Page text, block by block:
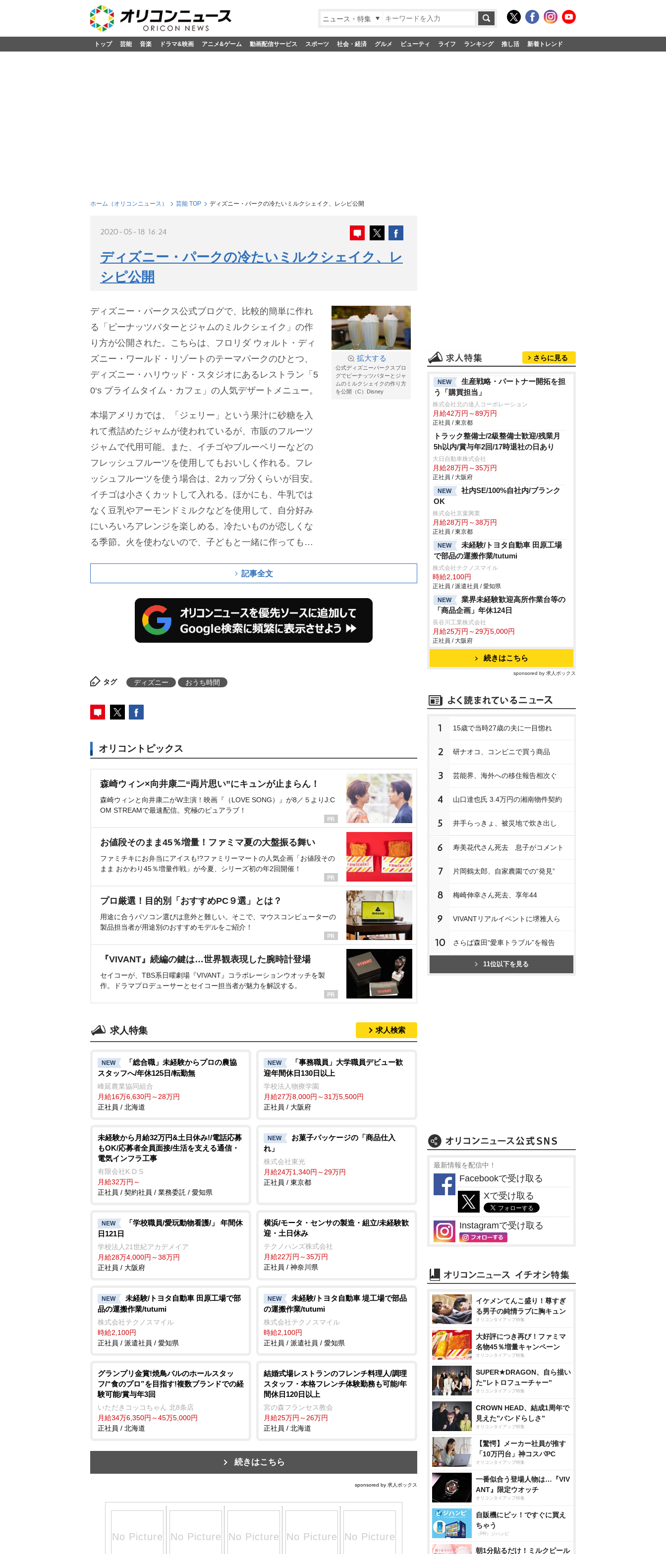
ニュース・特集
トップ 芸能 音楽 ドラマ&映画 アニメ&ゲーム 動画配信サービス スポーツ 社会・経済 グルメ ビューティ ライフ ランキング 推し活 新着トレンド
ホーム（オリコンニュース） 芸能 TOP ディズニー・パークの冷たいミルクシェイク、レシピ公開
2020-05-18 16:24
ディズニー・パークの冷たいミルクシェイク、レ
シピ公開
拡大する
公式ディズニーパークスブロ
グでピーナッツバターとジャ
ムのミルクシェイクの作り方
を公開（C）Disney
ディズニー・パークス公式ブログで、比較的簡単に作れ
る「ピーナッツバターとジャムのミルクシェイク」の作
り方が公開された。こちらは、フロリダ ウォルト・ディ
ズニー・ワールド・リゾートのテーマパークのひとつ、
ディズニー・ハリウッド・スタジオにあるレストラン「5
0‘s プライムタイム・カフェ」の人気デザートメニュー。
本場アメリカでは、「ジェリー」という果汁に砂糖を入
れて煮詰めたジャムが使われているが、市販のフルーツ
ジャムで代用可能。また、イチゴやブルーベリーなどの
フレッシュフルーツを使用してもおいしく作れる。フレ
ッシュフルーツを使う場合は、2カップ分くらいが目安。
イチゴは小さくカットして入れる。ほかにも、牛乳では
なく豆乳やアーモンドミルクなどを使用して、自分好み
にいろいろアレンジを楽しめる。冷たいものが恋しくな
る季節。火を使わないので、子どもと一緒に作っても安
記事全文
タグ ディズニー おうち時間
オリコントピックス
森崎ウィン×向井康二“両片思い”にキュンが止まらん！
森崎ウィンと向井康二がW主演！映画『（LOVE SONG）』が8／５よりJ:C
OM STREAMで最速配信。究極のピュアラブ！
お値段そのまま45％増量！ファミマ夏の大盤振る舞い
ファミチキにお弁当にアイスも!?ファミリーマートの人気企画「お値段その
まま おかわり45％増量作戦」が今夏、シリーズ初の年2回開催！
プロ厳選！目的別「おすすめPC９選」とは？
用途に合うパソコン選びは意外と難しい。そこで、マウスコンピューターの
製品担当者が用途別のおすすめモデルをご紹介！
『VIVANT』続編の鍵は…世界観表現した腕時計登場
セイコーが、TBS系日曜劇場『VIVANT』コラボレーションウオッチを製
作。ドラマプロデューサーとセイコー担当者が魅力を解説する。
求人特集 求人検索
NEW
「総合職」未経験からプロの農協
スタッフへ/年休125日/転勤無
峰延農業協同組合
月給16万6,630円～28万円
正社員 / 北海道
NEW
「事務職員」大学職員デビュー歓
迎年間休日130日以上
学校法人物療学園
月給27万8,000円～31万5,500円
正社員 / 大阪府
未経験から月給32万円&土日休み!/電話応募
もOK/応募者全員面接/生活を支える通信・
電気インフラ工事
有限会社K.D.S
月給32万円～
正社員 / 契約社員 / 業務委託 / 愛知県
NEW
お菓子パッケージの「商品仕入
れ」
株式会社東光
月給24万1,340円～29万円
正社員 / 東京都
NEW
「学校職員/愛玩動物看護/」 年間休
日121日
学校法人21世紀アカデメイア
月給28万4,000円～38万円
正社員 / 大阪府
横浜/モータ・センサの製造・組立/未経験歓
迎・土日休み
テクノハンズ株式会社
月給22万円～35万円
正社員 / 神奈川県
NEW
未経験/トヨタ自動車 田原工場で部
品の運搬作業/tutumi
株式会社テクノスマイル
時給2,100円
正社員 / 派遣社員 / 愛知県
NEW
未経験/トヨタ自動車 堤工場で部品
の運搬作業/tutumi
株式会社テクノスマイル
時給2,100円
正社員 / 派遣社員 / 愛知県
グランプリ金賞!焼鳥バルのホールスタッ
フ/“食のプロ”を目指す!複数ブランドでの経
験可能/賞与年3回
いただきコッコちゃん 北8条店
月給34万6,350円～45万5,000円
正社員 / 北海道
結婚式場レストランのフレンチ料理人/調理
スタッフ・本格フレンチ体験勤務も可能/年
間休日120日以上
宮の森フランセス教会
月給25万円～26万円
正社員 / 北海道
続きはこちら
sponsored by 求人ボックス
さらに見る
NEW
生産戦略・パートナー開拓を担
う「購買担当」
株式会社北の達人コーポレーション
月給42万円～89万円
正社員 / 東京都
トラック整備士/2級整備士歓迎/残業月
5h以内/賞与年2回/17時退社の日あり
大日自動車株式会社
月給28万円～35万円
正社員 / 大阪府
NEW
社内SE/100%自社内/ブランク
OK
株式会社京葉興業
月給28万円～38万円
正社員 / 東京都
NEW
未経験/トヨタ自動車 田原工場
で部品の運搬作業/tutumi
株式会社テクノスマイル
時給2,100円
正社員 / 派遣社員 / 愛知県
NEW
業界未経験歓迎高所作業台等の
「商品企画」年休124日
長谷川工業株式会社
月給25万円～29万5,000円
正社員 / 大阪府
続きはこちら
sponsored by 求人ボックス
1 15歳で当時27歳の夫に一目惚れ
2 研ナオコ、コンビニで買う商品
3 芸能界、海外への移住報告相次ぐ
4 山口達也氏 3.4万円の湘南物件契約
5 井手らっきょ、被災地で炊き出し
6 寿美花代さん死去 息子がコメント
7 片岡鶴太郎、自家農園での“発見”
8 梅崎伸幸さん死去、享年44
9 VIVANTリアルイベントに堺雅人ら
10 さらば森田“愛車トラブル”を報告
11位以下を見る
最新情報を配信中！
Facebookで受け取る
Xで受け取る
Instagramで受け取る
イケメンてんこ盛り！尊すぎ
る男子の純情ラブに胸キュン
オリコンタイアップ特集
大好評につき再び！ファミマ
名物45％増量キャンペーン
オリコンタイアップ特集
SUPER★DRAGON、自ら描い
た”レトロフューチャー”
オリコンタイアップ特集
CROWN HEAD、結成1周年で
見えた”バンドらしさ”
オリコンタイアップ特集
【驚愕】メーカー社員が推す
「10万円台」神コスパPC
オリコンタイアップ特集
一番似合う登場人物は…『VIV
ANT』限定ウオッチ
オリコンタイアップ特集
自販機にピッ！ですぐに買え
ちゃう
（PR）ジハンピ
朝1分貼るだけ！ミルクピール